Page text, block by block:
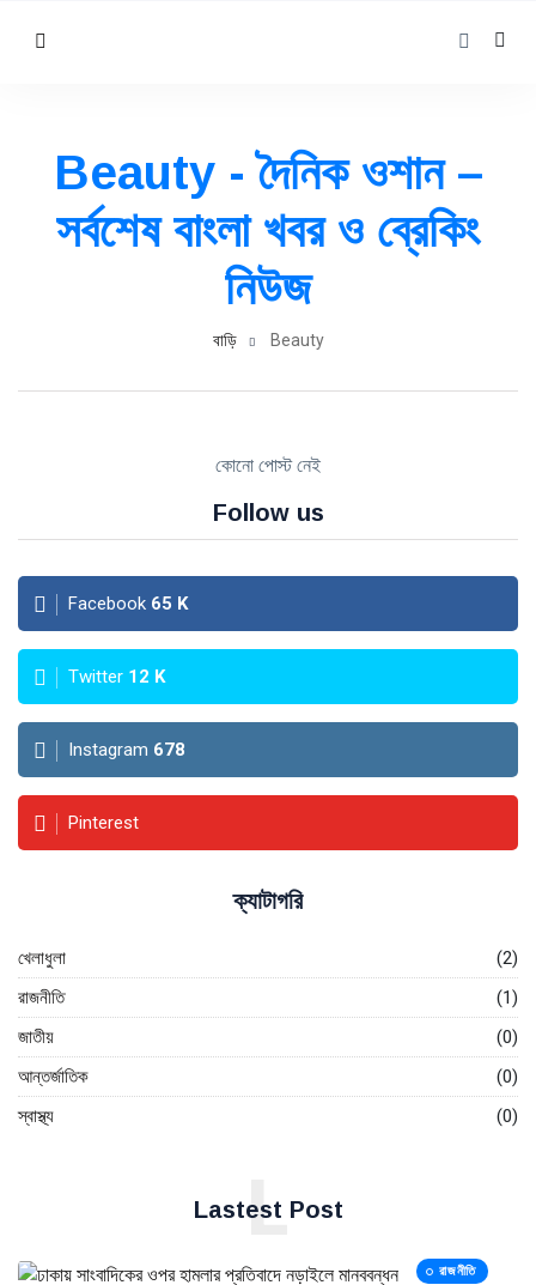
Beauty - দৈনিক ওশান –
সর্বশেষ বাংলা খবর ও ব্রেকিং
নিউজ
বাড়ি Beauty
কোনো পোস্ট নেই
Follow us
Facebook 65 K
Twitter 12 K
Instagram 678
Pinterest
ক্যাটাগরি
খেলাধুলা
(2)
রাজনীতি
(1)
জাতীয়
(0)
আন্তর্জাতিক
(0)
স্বাস্থ্য
(0)
Lastest Post
L
রাজনীতি